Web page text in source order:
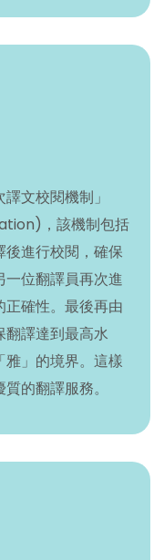
文校閱機制」
，該機制包括
進行校閱，確保
位翻譯員再次進
確性。最後再由
譯達到最高水
」的境界。這樣
的翻譯服務。